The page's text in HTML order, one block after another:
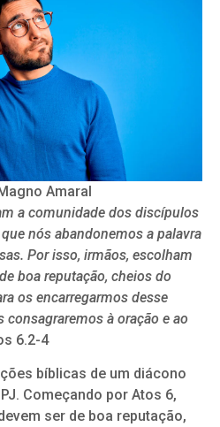
Amaral
a comunidade dos discípulos
nós abandonemos a palavra
Por isso, irmãos, escolham
boa reputação, cheios do
os encarregarmos desse
consagraremos à oração e ao
6.2-4
bíblicas de um diácono
Começando por Atos 6,
ser de boa reputação,